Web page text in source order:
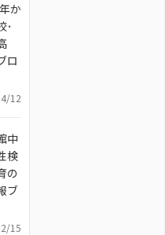
か
･
ロ
12
中
検
の
ブ
15